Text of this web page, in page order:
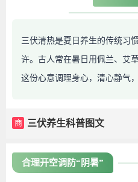
三伏清热是夏日养生的传统习
许。古人常在暑日用佩兰、艾
这份心意调理身心，清心静气
商 三伏养生科普图文
合理开空调防“阴暑”